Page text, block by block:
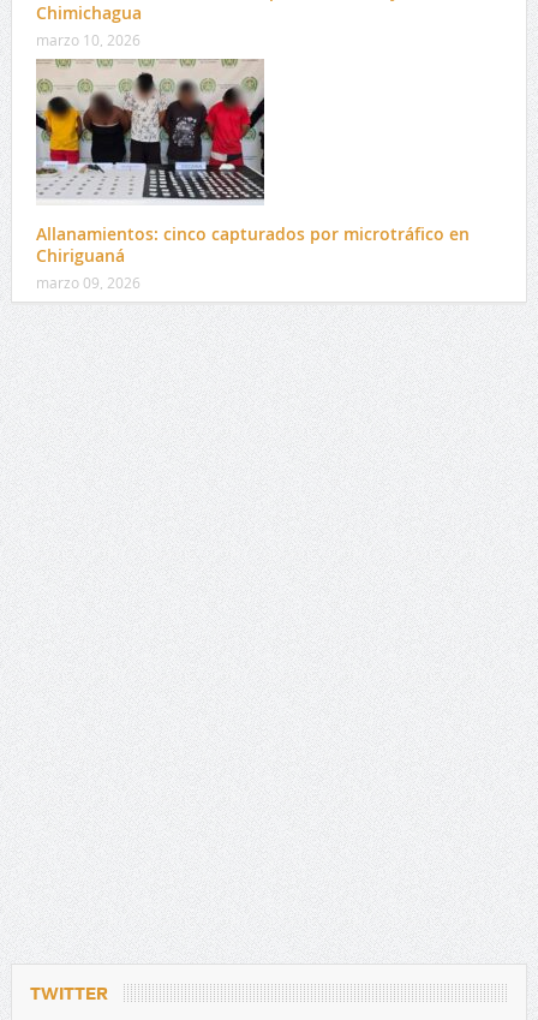
Chimichagua
marzo 10, 2026
Allanamientos: cinco capturados por microtráfico en
Chiriguaná
marzo 09, 2026
TWITTER